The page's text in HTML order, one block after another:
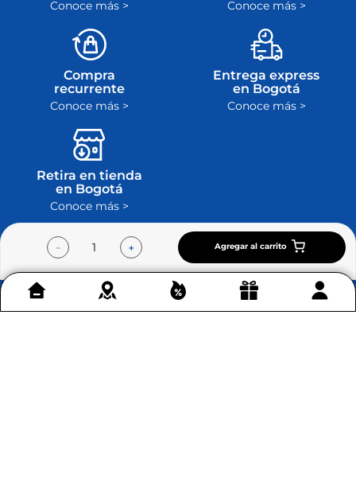
＋
－ Agregar al carrito
Conoce más > Conoce más >
Compra
recurrente
Conoce más >
Entrega express
en Bogotá
Conoce más >
Retira en tienda
en Bogotá
Conoce más >